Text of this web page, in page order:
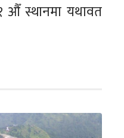
स्थानमा यथावत